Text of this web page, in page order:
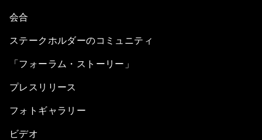
会合
ステークホルダーのコミュニティ
「フォーラム・ストーリー」
プレスリリース
フォトギャラリー
ビデオ